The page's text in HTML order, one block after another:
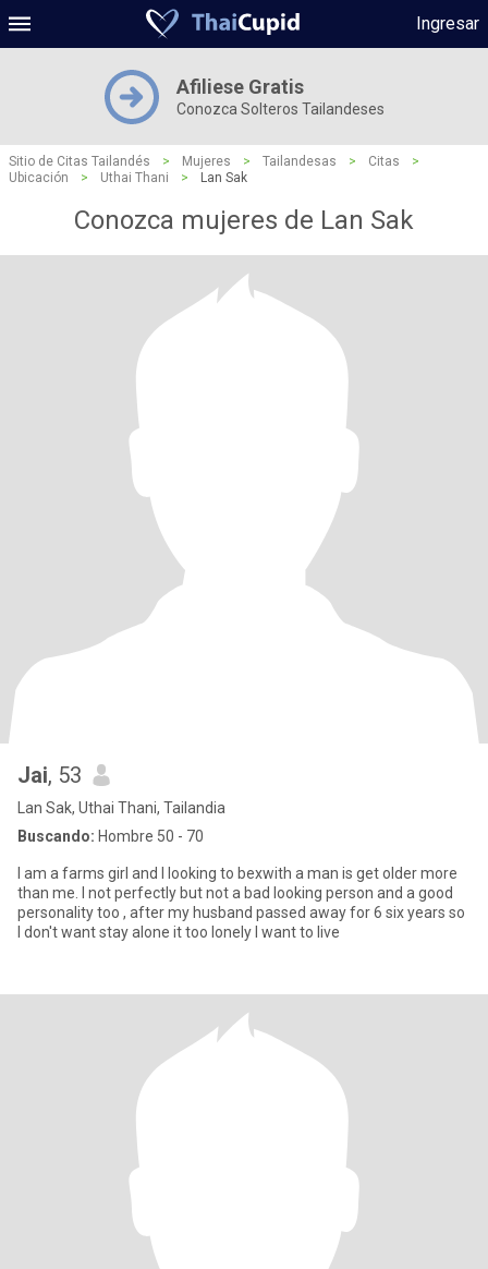
Ingresar
Afiliese Gratis
Conozca Solteros Tailandeses
Sitio de Citas Tailandés > Mujeres > Tailandesas > Citas
>
Ubicación
> Uthai Thani > Lan Sak
Conozca mujeres de Lan Sak
Jai, 53
Lan Sak, Uthai Thani, Tailandia
Buscando: Hombre 50 - 70
I am a farms girl and I looking to bexwith a man is get older more
than me. I not perfectly but not a bad looking person and a good
personality too , after my husband passed away for 6 six years so
I don't want stay alone it too lonely I want to live